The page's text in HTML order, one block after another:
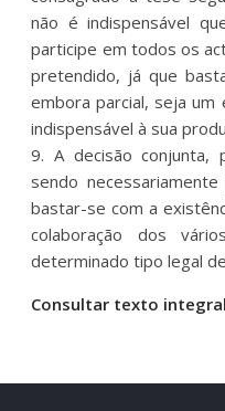
não é indispensável
participe em todos os
pretendido, já que
embora parcial, seja
indispensável à sua
9. A decisão conjunta,
sendo
bastar-se com a
colaboração dos
determinado tipo legal
Consultar texto integral